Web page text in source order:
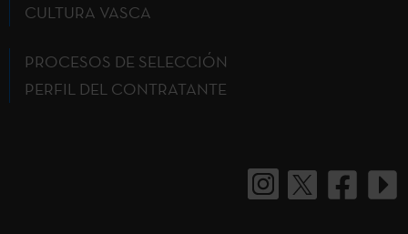
CULTURA VASCA
PROCESOS DE SELECCIÓN
PERFIL DEL CONTRATANTE